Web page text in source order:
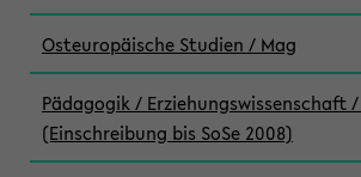
Osteuropäische Studien / Mag
Pädagogik / Erziehungswissenschaft
(Einschreibung bis SoSe 2008)